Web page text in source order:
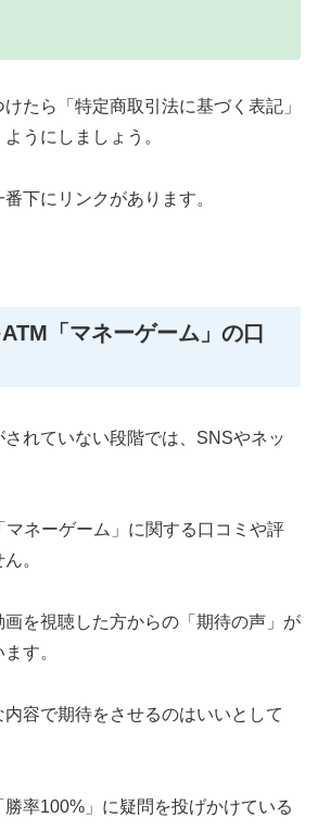
たら「特定商取引法に基づく表記」
うにしましょう。
下にリンクがあります。
「マネーゲーム」の口
されていない段階では、SNSやネッ
マネーゲーム」に関する口コミや評
。
を視聴した方からの「期待の声」が
す。
容で期待をさせるのはいいとして
率100%」に疑問を投げかけている